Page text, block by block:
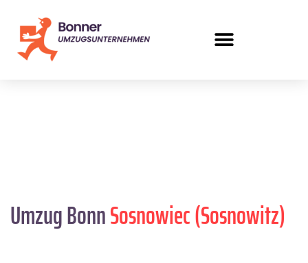
Umzug BonnSosnowiec (Sosnowitz)